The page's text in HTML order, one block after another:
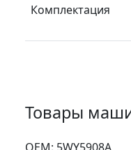
Комплектация
Товары